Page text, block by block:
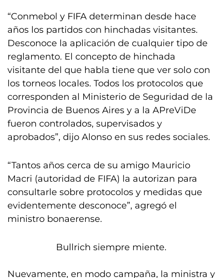
“Conmebol y FIFA determinan desde hace
años los partidos con hinchadas visitantes.
Desconoce la aplicación de cualquier tipo de
reglamento. El concepto de hinchada
visitante del que habla tiene que ver solo con
los torneos locales. Todos los protocolos que
corresponden al Ministerio de Seguridad de la
Provincia de Buenos Aires y a la APreViDe
fueron controlados, supervisados y
aprobados”, dijo Alonso en sus redes sociales.
“Tantos años cerca de su amigo Mauricio
Macri (autoridad de FIFA) la autorizan para
consultarle sobre protocolos y medidas que
evidentemente desconoce”, agregó el
ministro bonaerense.
Bullrich siempre miente.
Nuevamente, en modo campaña, la ministra y